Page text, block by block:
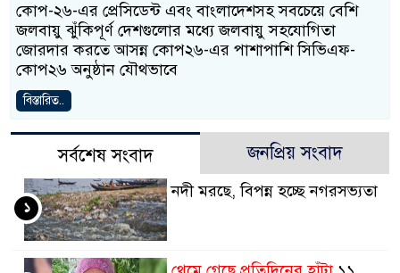
কোপ-২৬-এর প্রেসিডেন্ট এবং বাংলাদেশসহ সবচেয়ে বেশি
জলবায়ু ঝুঁকিপূর্ণ দেশগুলোর মধ্যে জলবায়ু সহযোগিতা
জোরদার করতে আসন্ন কোপ২৬-এর পাশাপাশি সিভিএফ-
কোপ২৬ অনুষ্ঠান যৌথভাবে
বিস্তারিত..
সর্বশেষ সংবাদ জনপ্রিয় সংবাদ
নদী মরছে, বিপন্ন হচ্ছে নগরসভ্যতা
১